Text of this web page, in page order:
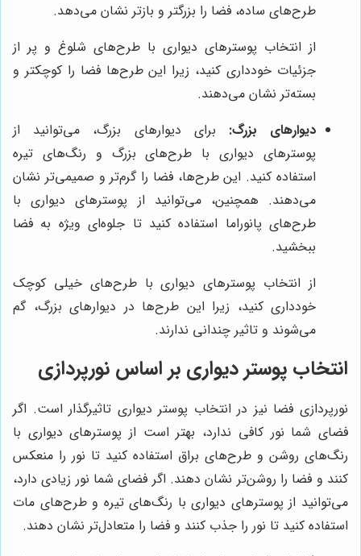
طرح‌های ساده، فضا را بزرگتر و بازتر نشان می‌دهد.
از انتخاب پوسترهای دیواری با طرح‌های شلوغ و پر از
جزئیات خودداری کنید، زیرا این طرح‌ها فضا را کوچکتر و
بسته‌تر نشان می‌دهند.
دیوارهای بزرگ: برای دیوارهای بزرگ، می‌توانید از
پوسترهای دیواری با طرح‌های بزرگ و رنگ‌های تیره
استفاده کنید. این طرح‌ها، فضا را گرم‌تر و صمیمی‌تر نشان
می‌دهند. همچنین، می‌توانید از پوسترهای دیواری با
طرح‌های پانوراما استفاده کنید تا جلوه‌ای ویژه به فضا
ببخشید.
از انتخاب پوسترهای دیواری با طرح‌های خیلی کوچک
خودداری کنید، زیرا این طرح‌ها در دیوارهای بزرگ، گم
می‌شوند و تاثیر چندانی ندارند.
انتخاب پوستر دیواری بر اساس نورپردازی
نورپردازی فضا نیز در انتخاب پوستر دیواری تاثیرگذار است. اگر
فضای شما نور کافی ندارد، بهتر است از پوسترهای دیواری با
رنگ‌های روشن و طرح‌های براق استفاده کنید تا نور را منعکس
کنند و فضا را روشن‌تر نشان دهند. اگر فضای شما نور زیادی دارد،
می‌توانید از پوسترهای دیواری با رنگ‌های تیره و طرح‌های مات
استفاده کنید تا نور را جذب کنند و فضا را متعادل‌تر نشان دهند.